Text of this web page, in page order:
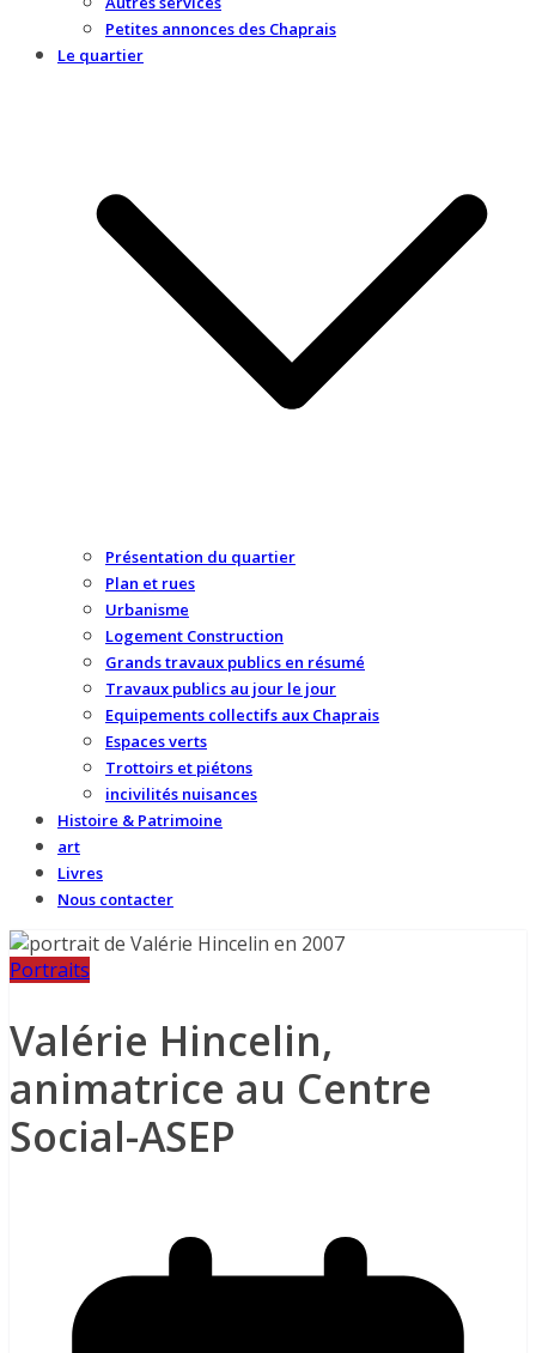
Petites annonces des Chaprais
Le quartier
Présentation du quartier
Plan et rues
Urbanisme
Logement Construction
Grands travaux publics en résumé
Travaux publics au jour le jour
Equipements collectifs aux Chaprais
Espaces verts
Trottoirs et piétons
incivilités nuisances
Histoire & Patrimoine
art
Livres
Nous contacter
Portraits
Valérie Hincelin,
animatrice au Centre
Social-ASEP